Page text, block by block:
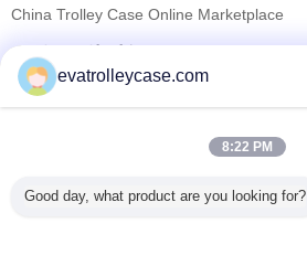
China Trolley Case Online Marketplace
Trust Seal
Verified Suplier
सभी उत्पाद
evatrolleycase.com
8:22 PM
Good day, what product are you looking for?